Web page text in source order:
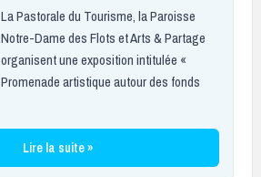
La Pastorale du Tourisme, la Paroisse
Notre-Dame des Flots et Arts & Partage
organisent une exposition intitulée «
Promenade artistique autour des fonds
Lire la suite »